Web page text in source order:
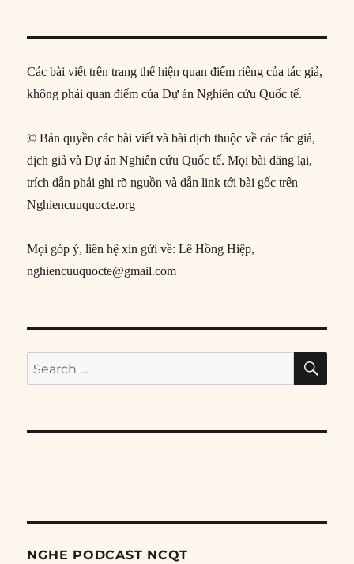
Các bài viết trên trang thể hiện quan điểm riêng của tác giả,
không phải quan điểm của Dự án Nghiên cứu Quốc tế.
© Bản quyền các bài viết và bài dịch thuộc về các tác giả,
dịch giả và Dự án Nghiên cứu Quốc tế. Mọi bài đăng lại,
trích dẫn phải ghi rõ nguồn và dẫn link tới bài gốc trên
Nghiencuuquocte.org
Mọi góp ý, liên hệ xin gửi về: Lê Hồng Hiệp,
nghiencuuquocte@gmail.com
Search
for:
NGHE PODCAST NCQT